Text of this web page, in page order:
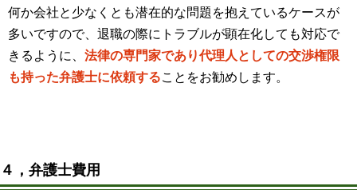
何か会社と少なくとも潜在的な問題を抱えているケースが
多いですので、退職の際にトラブルが顕在化しても対応で
きるように、 法律の専門家であり代理人としての交渉権限
も持った弁護士に依頼することをお勧めします。
４，弁護士費用